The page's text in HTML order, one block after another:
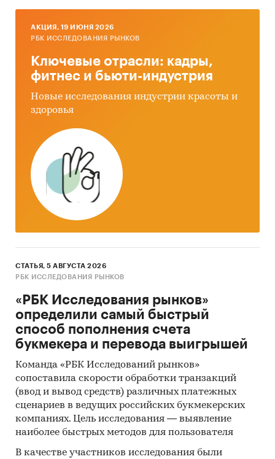
AКЦИЯ, 19 ИЮНЯ 2026
РБК ИССЛЕДОВАНИЯ РЫНКОВ
Ключевые отрасли: кадры,
фитнес и бьюти-индустрия
Новые исследования индустрии красоты и
здоровья
СТАТЬЯ, 5 АВГУСТА 2026
РБК ИССЛЕДОВАНИЯ РЫНКОВ
«РБК Исследования рынков»
определили самый быстрый
способ пополнения счета
букмекера и перевода выигрышей
Команда «РБК Исследований рынков»
сопоставила скорости обработки транзакций
(ввод и вывод средств) различных платежных
сценариев в ведущих российских букмекерских
компаниях. Цель исследования — выявление
наиболее быстрых методов для пользователя
В качестве участников исследования были